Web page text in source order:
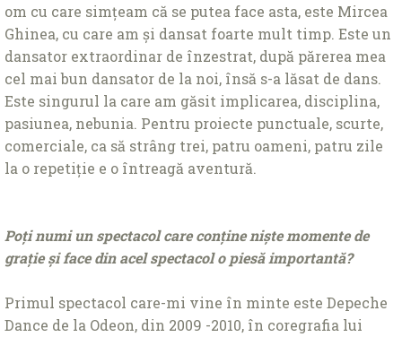
om cu care simțeam că se putea face asta, este Mircea
Ghinea, cu care am și dansat foarte mult timp. Este un
dansator extraordinar de înzestrat, după părerea mea
cel mai bun dansator de la noi, însă s-a lăsat de dans.
Este singurul la care am găsit implicarea, disciplina,
pasiunea, nebunia. Pentru proiecte punctuale, scurte,
comerciale, ca să strâng trei, patru oameni, patru zile
la o repetiție e o întreagă aventură.
Poți numi un spectacol care conține niște momente de
grație și face din acel spectacol o piesă importantă?
Primul spectacol care-mi vine în minte este Depeche
Dance de la Odeon, din 2009 -2010, în coregrafia lui